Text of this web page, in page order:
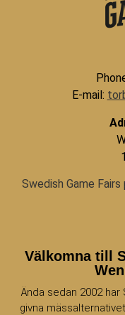
E-mail:
Swedish Game
Välkomna till
Ända sedan 2002
givna